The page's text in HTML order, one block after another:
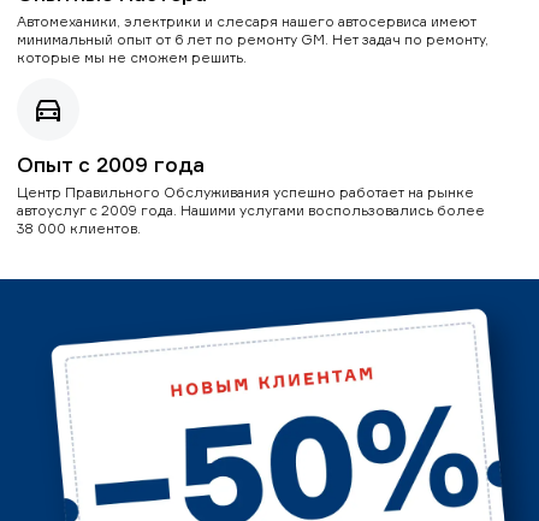
Автомеханики, электрики и слесаря нашего автосервиса имеют
минимальный опыт от 6 лет по ремонту GM. Нет задач по ремонту,
которые мы не сможем решить.
Опыт с 2009 года
Центр Правильного Обслуживания успешно работает на рынке
автоуслуг с 2009 года. Нашими услугами воспользовались более
38 000 клиентов.